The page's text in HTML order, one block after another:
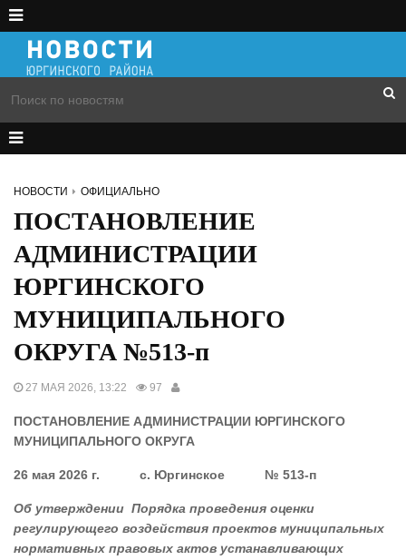
НОВОСТИ ОФИЦИАЛЬНО
ПОСТАНОВЛЕНИЕ
АДМИНИСТРАЦИИ
ЮРГИНСКОГО
МУНИЦИПАЛЬНОГО
ОКРУГА №513-п
27 МАЯ 2026, 13:22 97
ПОСТАНОВЛЕНИЕ АДМИНИСТРАЦИИ ЮРГИНСКОГО
МУНИЦИПАЛЬНОГО ОКРУГА
26 мая 2026 г. с. Юргинское № 513-п
Об утверждении Порядка проведения оценки
регулирующего воздействия проектов муниципальных
нормативных правовых актов устанавливающих